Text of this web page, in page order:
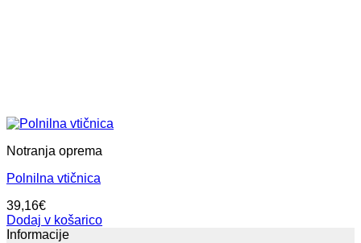
Notranja oprema
Polnilna vtičnica
39,16€
Dodaj v košarico
Informacije